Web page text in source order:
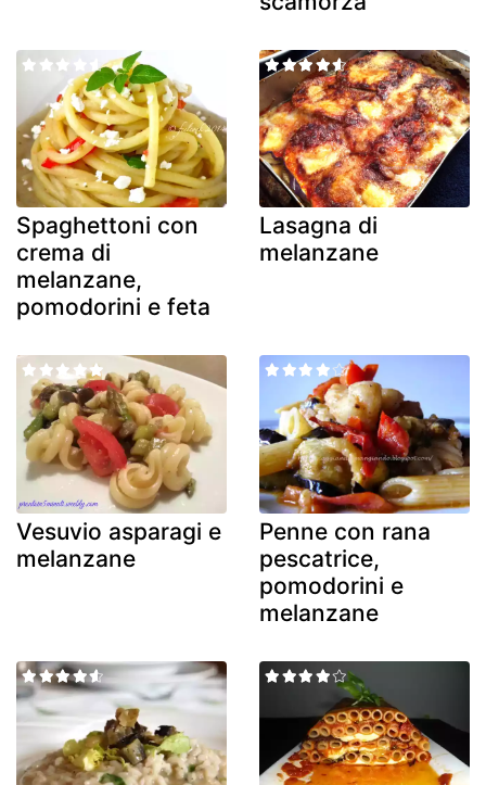
Spaghettoni con
crema di
melanzane,
pomodorini e feta
Lasagna di
melanzane
Vesuvio asparagi e
melanzane
Penne con rana
pescatrice,
pomodorini e
melanzane